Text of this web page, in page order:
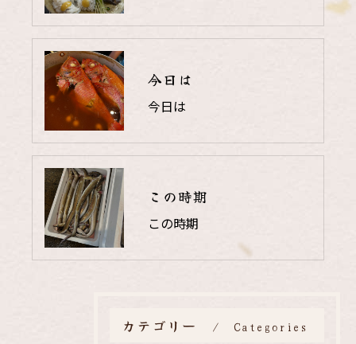
今日は
今日は
この時期
この時期
カテゴリー Categories